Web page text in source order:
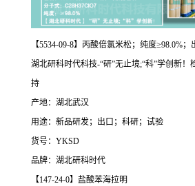
【5534-09-8】丙酸倍氯米松；纯度≥98.0%；
湖北研科时代科技-“研”无止境;“科”学创新！
持
产地：湖北武汉
用途：新品研发；出口；科研；试验
货号：YKSD
品牌：湖北研科时代
【147-24-0】盐酸苯海拉明